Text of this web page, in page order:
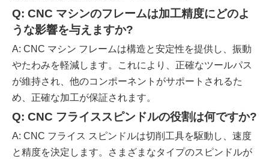
Q: CNC マシンのフレームは加工精度にどのよ
うな影響を与えますか?
A: CNC マシン フレームは構造と安定性を提供し、振動
やたわみを軽減します。これにより、正確なツールパス
が維持され、他のコンポーネントがサポートされるた
め、正確な加工が保証されます。
Q: CNC フライススピンドルの役割は何ですか?
A: CNC フライス スピンドルは切削工具を駆動し、速度
と精度を決定します。さまざまなタイプのスピンドルが